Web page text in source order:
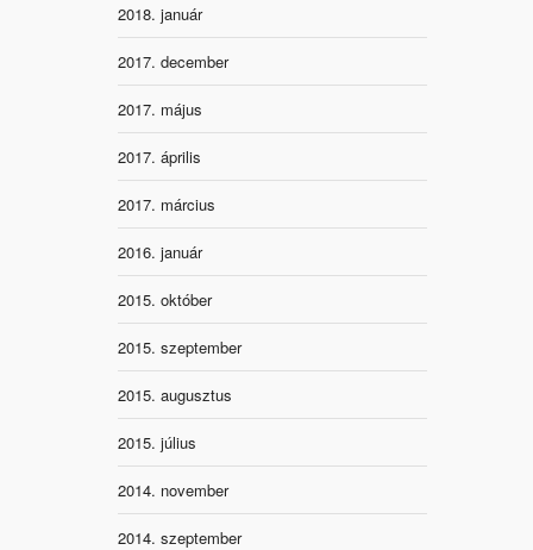
2018. január
2017. december
2017. május
2017. április
2017. március
2016. január
2015. október
2015. szeptember
2015. augusztus
2015. július
2014. november
2014. szeptember